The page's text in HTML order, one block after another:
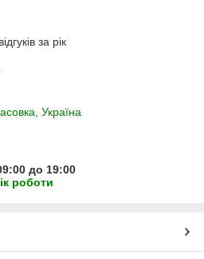
за рік
Україна
до 19:00
роботи